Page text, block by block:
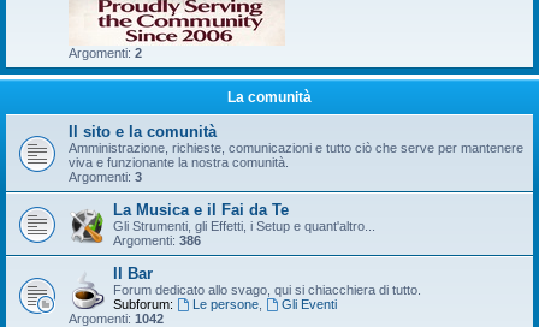
Argomenti: 2
La comunità
Il sito e la comunità
Amministrazione, richieste, comunicazioni e tutto ciò che serve per mantenere
viva e funzionante la nostra comunità.
Argomenti: 3
La Musica e il Fai da Te
Gli Strumenti, gli Effetti, i Setup e quant'altro...
Argomenti: 386
Il Bar
Forum dedicato allo svago, qui si chiacchiera di tutto.
Subforum:
Le persone,
Gli Eventi
Argomenti: 1042